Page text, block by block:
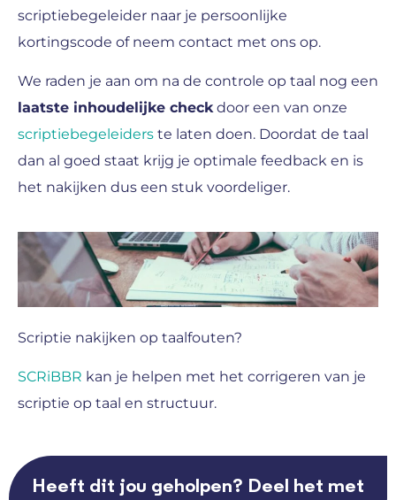
scriptiebegeleider naar je persoonlijke
kortingscode of neem contact met ons op.
We raden je aan om na de controle op taal nog een
laatste inhoudelijke checkdoor een van onze
scriptiebegeleiders te laten doen. Doordat de taal
dan al goed staat krijg je optimale feedback en is
het nakijken dus een stuk voordeliger.
Scriptie nakijken op taalfouten?
SCRiBBR kan je helpen met het corrigeren van je
scriptie op taal en structuur.
Heeft dit jou geholpen? Deel het met